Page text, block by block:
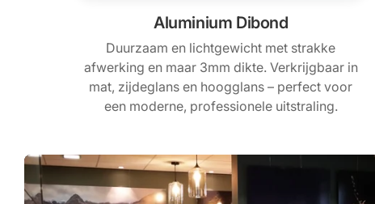
Aluminium Dibond
Duurzaam en lichtgewicht met strakke
afwerking en maar 3mm dikte. Verkrijgbaar in
mat, zijdeglans en hoogglans – perfect voor
een moderne, professionele uitstraling.